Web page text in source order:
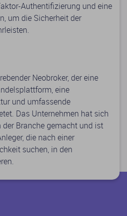
Authentifizierung und eine
um die Sicherheit der
Neobroker, der eine
eine
und umfassende
Das Unternehmen hat sich
Branche gemacht und ist
die nach einer
suchen, in den